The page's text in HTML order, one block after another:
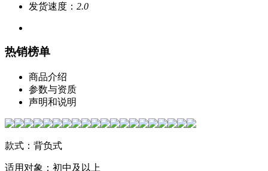
发货速度： 2.0
热销榜单
商品介绍
参数与资质
声明和说明
款式：背负式
适用对象：初中及以上